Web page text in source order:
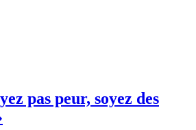
pas peur, soyez des